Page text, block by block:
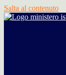
Salta al contenuto